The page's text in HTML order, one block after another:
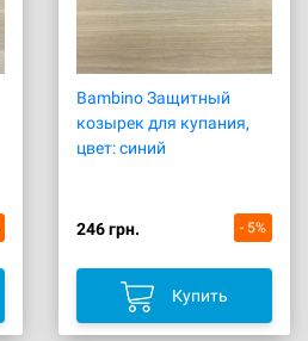
Bambino Защитный
козырек для купания,
цвет: синий
246 грн. - 5%
Купить